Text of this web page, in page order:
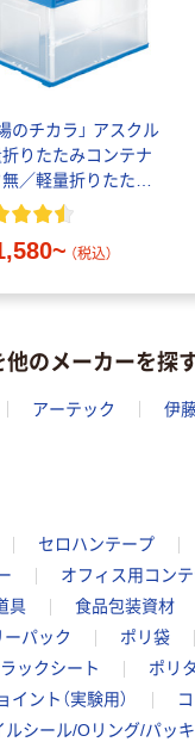
のチカラ」 アスクル
りたたみコンテナ
／軽量折りたたみ
ナ用フタ
（税込）
他のメーカーを探
アーテック 伊
セロハンテープ
オフィス用コン
具 食品包装資材
パック ポリ袋
ラックシート ポリ
イント（実験用）
ルシール/Oリング/パッ